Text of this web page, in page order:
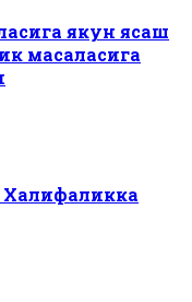
якун ясаш
масаласига
Халифаликка